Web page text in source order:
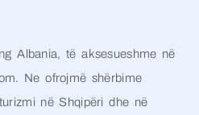
Albania, të aksesueshme në
Ne ofrojmë shërbime
në Shqipëri dhe në